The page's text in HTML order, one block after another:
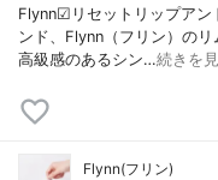
Flynn☑︎リセットリップアン
ンド、Flynn（フリン）の
高級感のあるシン…続きを
Flynn(フリン)